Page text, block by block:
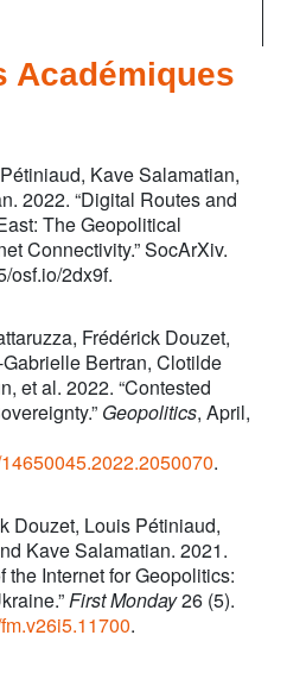
Académiques
Kave Salamatian,
2022. “Digital Routes and
The Geopolitical
Connectivity.” SocArXiv.
osf.io/2dx9f.
Frédérick Douzet,
Bertran, Clotilde
et al. 2022. “Contested
Geopolitics, April,
.
Douzet, Louis Pétiniaud,
Kave Salamatian. 2021.
the Internet for Geopolitics:
First Monday26 (5).
.